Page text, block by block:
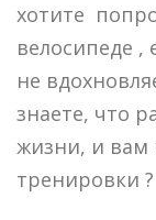
хотите
велосипеде
не
знаете, что
жизни, и вам
тренировки ?